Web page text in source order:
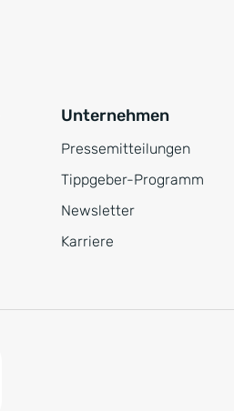
Unternehmen
Pressemitteilungen
Tippgeber-Programm
Newsletter
Karriere